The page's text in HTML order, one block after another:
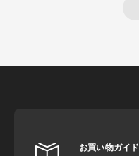
お買い物ガイド